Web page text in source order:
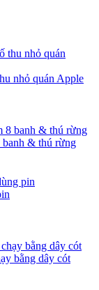
nhỏ quán Apple
banh & thú rừng
bằng dây cót